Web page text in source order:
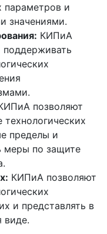
параметров и
значениями.
КИПиА
поддерживать
позволяют
пределы и
меры по защите
КИПиА позволяют
и представлять в
виде.